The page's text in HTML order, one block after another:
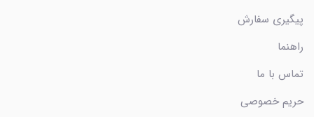
پیگیری سفارش
راهنما
تماس با ما
حریم خصوصی